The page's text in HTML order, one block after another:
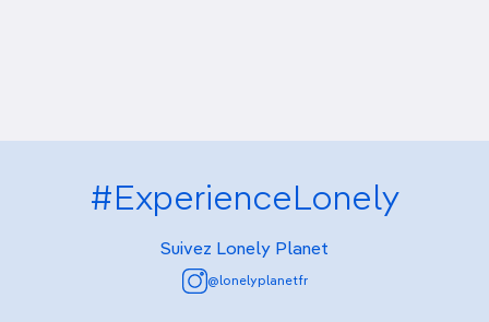
#ExperienceLonely
Suivez Lonely Planet
@lonelyplanetfr